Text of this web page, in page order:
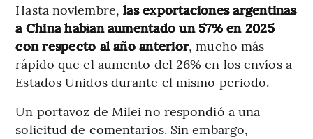
Hasta noviembre,las exportaciones argentinas
a China habían aumentado un 57% en 2025
con respecto al año anterior, mucho más
rápido que el aumento del 26% en los envíos a
Estados Unidos durante el mismo periodo.
Un portavoz de Milei no respondió a una
solicitud de comentarios. Sin embargo,